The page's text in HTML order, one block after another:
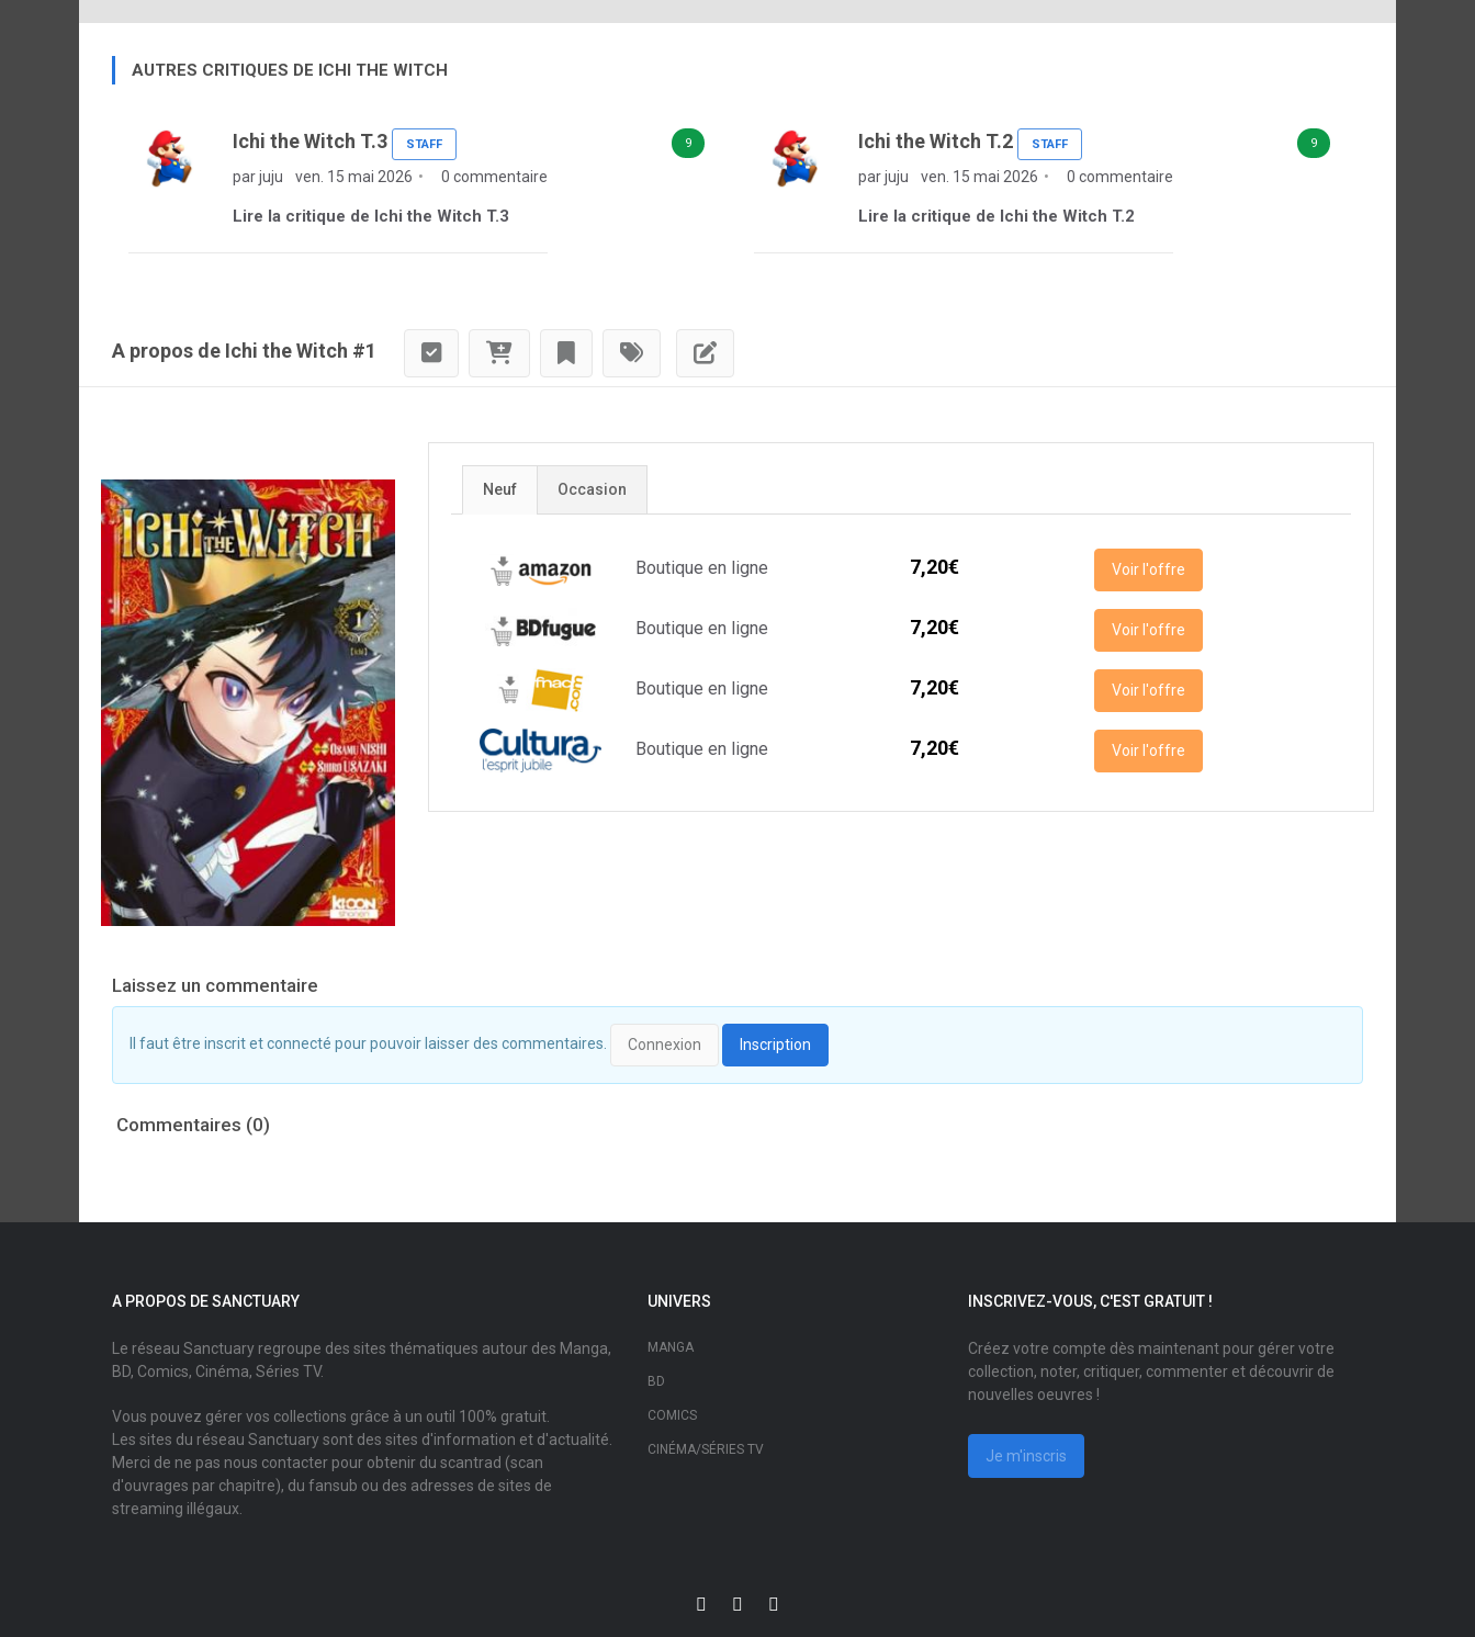
AUTRES CRITIQUES DE ICHI THE WITCH
9
Ichi the Witch T.3 STAFF
par juju ven. 15 mai 2026 0 commentaire
Lire la critique de Ichi the Witch T.3
9
Ichi the Witch T.2 STAFF
par juju ven. 15 mai 2026 0 commentaire
Lire la critique de Ichi the Witch T.2
A propos de Ichi the Witch #1
Neuf Occasion
Boutique en ligne 7,20€ Voir l'offre
Boutique en ligne 7,20€ Voir l'offre
Boutique en ligne 7,20€ Voir l'offre
Boutique en ligne 7,20€ Voir l'offre
Laissez un commentaire
Il faut être inscrit et connecté pour pouvoir laisser des commentaires. Connexion Inscription
Commentaires (0)
A PROPOS DE SANCTUARY
Le réseau Sanctuary regroupe des sites thématiques autour des Manga,
BD, Comics, Cinéma, Séries TV.
Vous pouvez gérer vos collections grâce à un outil 100% gratuit.
Les sites du réseau Sanctuary sont des sites d'information et d'actualité.
Merci de ne pas nous contacter pour obtenir du scantrad (scan
d'ouvrages par chapitre), du fansub ou des adresses de sites de
streaming illégaux.
UNIVERS
MANGA
BD
COMICS
CINÉMA/SÉRIES TV
INSCRIVEZ-VOUS, C'EST GRATUIT !
Créez votre compte dès maintenant pour gérer votre
collection, noter, critiquer, commenter et découvrir de
nouvelles oeuvres !
Je m'inscris